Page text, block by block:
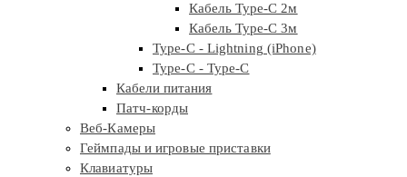
Кабель Type-C 2м
Кабель Type-C 3м
Type-C - Lightning (iPhone)
Type-C - Type-C
Кабели питания
Патч-корды
Веб-Камеры
Геймпады и игровые приставки
Клавиатуры